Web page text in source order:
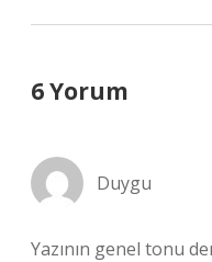
6 Yorum
Duygu
Yazının genel tonu